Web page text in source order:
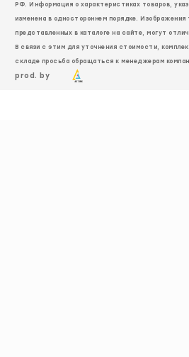
РФ. Информация о характеристиках товаров,
изменена в одностороннем порядке.
представленных в каталоге на сайте, могут
В связи с этим для уточнения стоимости,
складе просьба обращаться к менеджерам
prod. by